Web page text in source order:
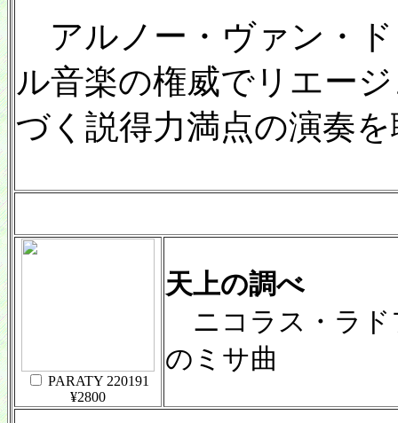
アルノー・ヴァン・
ル音楽の権威でリエー
づく説得力満点の演奏
PARATY 220191
¥2800
天上の調べ
ニコラス・ラド
のミサ曲